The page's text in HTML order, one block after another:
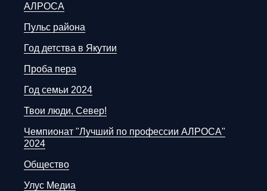
АЛРОСА
Пульс района
Год детства в Якутии
Проба пера
Год семьи 2024
Твои люди, Север!
Чемпионат "Лучший по профессии АЛРОСА"
2024
Общество
Улус Медиа